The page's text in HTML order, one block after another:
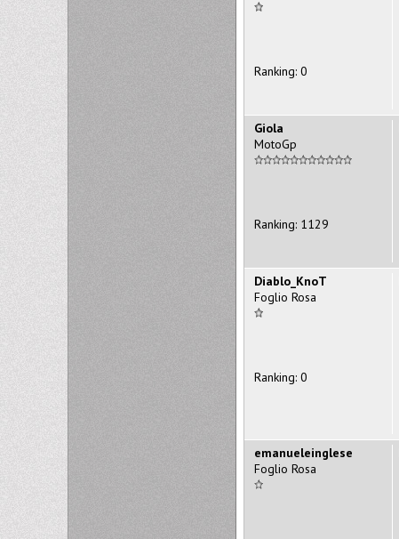
Ranking: 0
Giola
MotoGp
Ranking: 1129
Diablo_KnoT
Foglio Rosa
Ranking: 0
emanueleinglese
Foglio Rosa